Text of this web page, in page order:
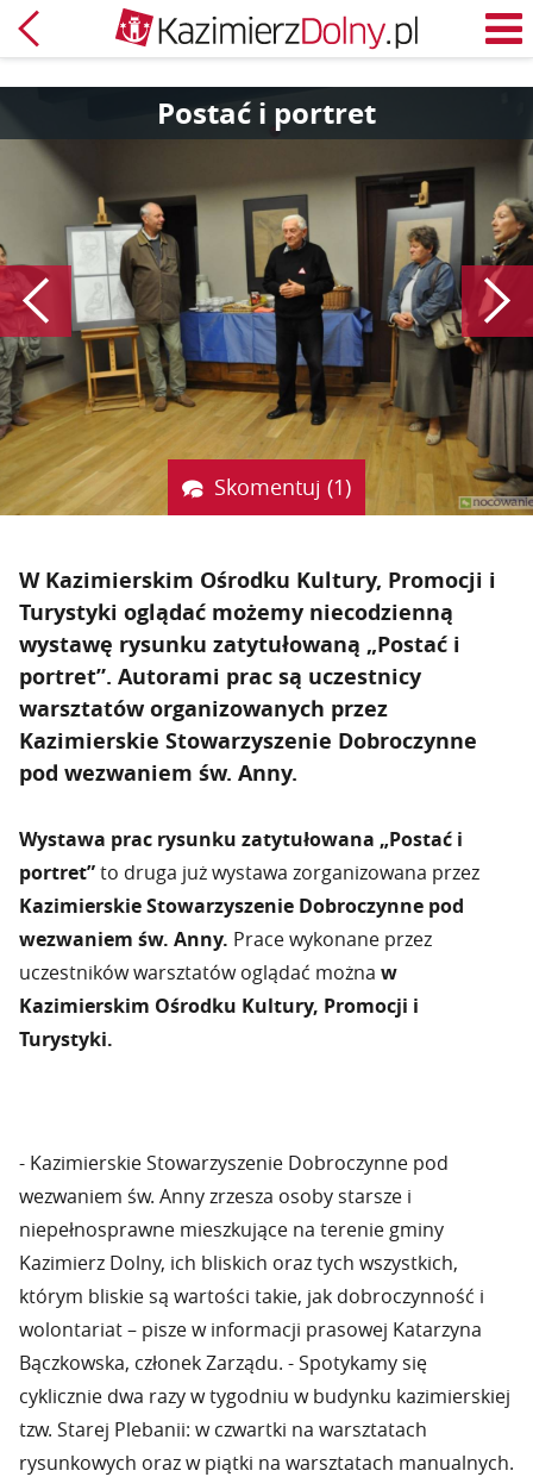
Powrót
Postać i portret
Poprzedni
Skomentuj (1)
W Kazimierskim Ośrodku Kultury, Promocji i
Turystyki oglądać możemy niecodzienną
wystawę rysunku zatytułowaną „Postać i
portret”. Autorami prac są uczestnicy
warsztatów organizowanych przez
Kazimierskie Stowarzyszenie Dobroczynne
pod wezwaniem św. Anny.
Wystawa prac rysunku zatytułowana „Postać i
portret”to druga już wystawa zorganizowana przez
Kazimierskie Stowarzyszenie Dobroczynne pod
wezwaniem św. Anny. Prace wykonane przez
uczestników warsztatów oglądać można w
Kazimierskim Ośrodku Kultury, Promocji i
Turystyki.
- Kazimierskie Stowarzyszenie Dobroczynne pod
wezwaniem św. Anny zrzesza osoby starsze i
niepełnosprawne mieszkujące na terenie gminy
Kazimierz Dolny, ich bliskich oraz tych wszystkich,
którym bliskie są wartości takie, jak dobroczynność i
wolontariat – pisze w informacji prasowej Katarzyna
Bączkowska, członek Zarządu. - Spotykamy się
cyklicznie dwa razy w tygodniu w budynku kazimierskiej
tzw. Starej Plebanii: w czwartki na warsztatach
rysunkowych oraz w piątki na warsztatach manualnych.